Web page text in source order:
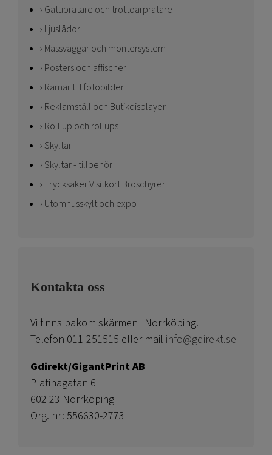
Gatupratare och trottoarpratare
Ljuslådor
Mässväggar och montersystem
Posters och affischer
Ramar till fotobilder
Reklamställ och Butikdisplayer
Roll up och rollups
Skyltar
Skyltar - tillbehör
Trycksaker Visitkort Broschyrer
Utomhusskylt och expo
Kontakta oss
Vi finns bakom skärmen i Norrköping.
Telefon 011-251515 eller mail info@gdirekt.se
Gdirekt/GigantPrint AB
Platinagatan 6
602 23 Norrköping
Org. nr: 556630-2773